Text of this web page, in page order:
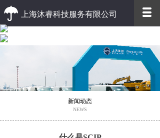
上海沐睿科技服务有限公司
优质的客户服务 高效的办事效率
新闻动态
NEWS